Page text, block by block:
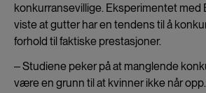
konkurransevillige. Eksperimentet
viste at gutter har en tendens til å
forhold til faktiske prestasjoner.
‒ Studiene peker på at manglende
være en grunn til at kvinner ikke når